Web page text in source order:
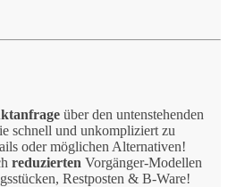
über den untenstehenden
schnell und unkompliziert zu
oder möglichen Alternativen!
reduzierten Vorgänger-Modellen
Restposten & B-Ware!